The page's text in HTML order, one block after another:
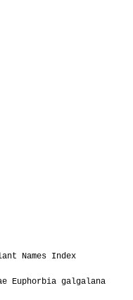
Names Index
Euphorbia galgalana